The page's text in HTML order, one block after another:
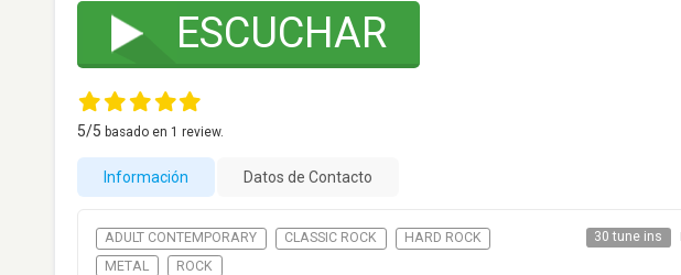
ESCUCHAR
5/5 basado en 1 review.
Información Datos de Contacto
ADULT CONTEMPORARY CLASSIC ROCK
HARD ROCK
METAL
ROCK
30 tune ins